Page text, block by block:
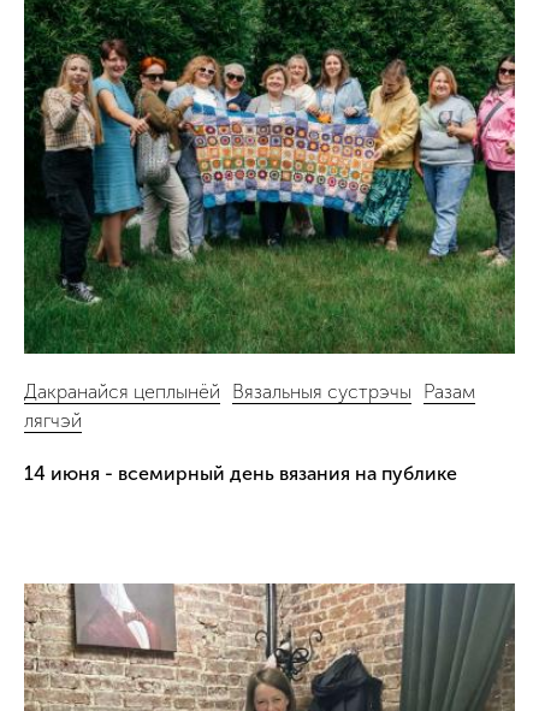
Дакранайся цеплынёй Вязальныя сустрэчы
Разам
лягчэй
14 июня - всемирный день вязания на публике